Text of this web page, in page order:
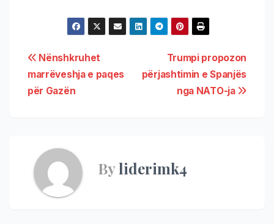
Trumpi propozon
përjashtimin e Spanjës
nga NATO-ja
Nënshkruhet
marrëveshja e paqes
për Gazën
Byliderimk4